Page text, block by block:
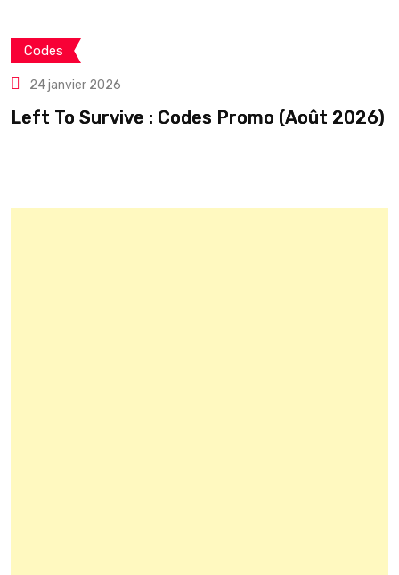
Codes
24 janvier 2026
Left To Survive : Codes Promo (Août 2026)